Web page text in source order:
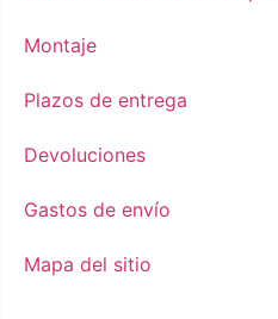
Montaje
Plazos de entrega
Devoluciones
Gastos de envío
Mapa del sitio